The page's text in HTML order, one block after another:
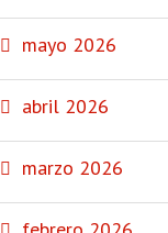
mayo 2026
abril 2026
marzo 2026